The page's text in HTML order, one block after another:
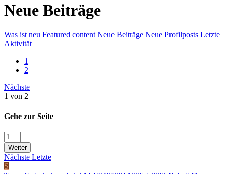
Neue Beiträge
Was ist neu Featured content Neue Beiträge Neue Profilposts Letzte
Aktivität
1
2
Nächste
1 von 2
Gehe zur Seite
Weiter
Nächste Letzte
S